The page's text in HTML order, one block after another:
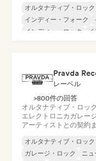
オルタナティブ・ロック
インディー・フォーク
インディー・ロック
Pravda
レーベル
>800件の回答
オルタナティブ・ロック
エレクトロニカガレー
アーティストとの契約
オルタナティブ・ロック
ガレージ・ロック
ニ